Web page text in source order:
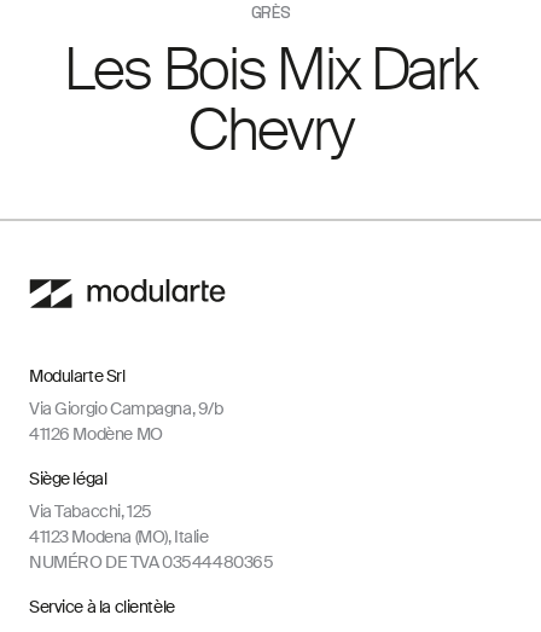
GRÈS
Les Bois Mix Dark
Chevry
Modularte Srl
Via Giorgio Campagna, 9/b
41126 Modène MO
Siège légal
Via Tabacchi, 125
41123 Modena (MO), Italie
NUMÉRO DE TVA 03544480365
Service à la clientèle